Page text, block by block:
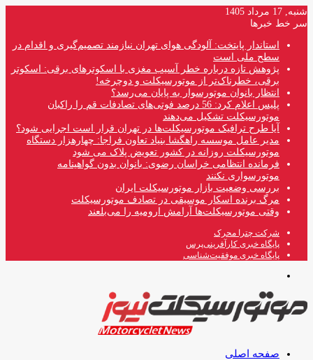
شنبه, 17 مرداد 1405
سر خط خبرها
استاندار پایتخت: آلودگی هوای تهران نیازمند تصمیم‌گیری و اقدام در
سطح ملی است
پژوهش تازه درباره خطر آسیب مغزی با اسکوترهای برقی: اسکوتر
برقی، خطرناک‌تر از موتورسیکلت و دوچرخه!
انتظار بانوان موتورسوار به پایان می‌رسد؟
پلیس اعلام کرد: 56 درصد فوتی‌های تصادفات قم را راکبان
موتورسیکلت تشکیل می‌دهند
آیا طرح ترافیک موتورسیکلت‌ها در تهران قرار است اجرایی شود؟
مدیر عامل موسسه راهگشا بنیاد تعاون فراجا: چهارهزار دستگاه
موتورسیکلت روزانه در کشور تعویض پلاک می شود
فرمانده انتظامی خراسان رضوی: بانوان بدون گواهینامه
موتورسواری نکنند
بررسی وضعیت بازار موتورسیکلت ایران
مرگ برنده اسکار موسیقی در تصادف موتورسیکلت
وقتی موتورسیکلت‌ها آرامش ارومیه را می‌بلعند
شرکت چترا محرک
پایگاه خبری کارآفرینی‌پرس
پایگاه خبری موفقیت‌شناسی
صفحه اصلی